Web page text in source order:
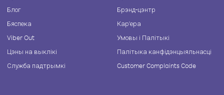
Блог
Бяспека
Viber Out
Цэны на выклікі
Служба падтрымкі
Брэнд-цэнтр
Кар'ера
Умовы і Палітыкі
Палітыка канфідэнцыяльнасці
Customer Complaints Code